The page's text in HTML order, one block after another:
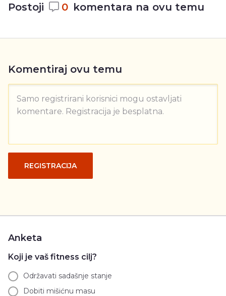
Postoji 0 komentara na ovu temu
Komentiraj ovu temu
Samo registrirani korisnici mogu ostavljati
komentare. Registracija je besplatna.
REGISTRACIJA
Anketa
Koji je vaš fitness cilj?
Održavati sadašnje stanje
Dobiti mišićnu masu